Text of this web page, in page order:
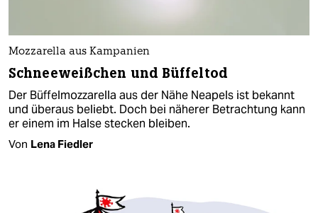
Mozzarella aus Kampanien
Schneeweißchen und Büffeltod
Der Büffelmozzarella aus der Nähe Neapels ist bekannt
und überaus beliebt. Doch bei näherer Betrachtung kann
er einem im Halse stecken bleiben.
Von Lena Fiedler